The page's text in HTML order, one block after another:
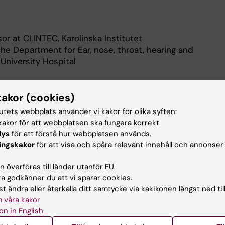
at CLINTEC, Karolinska Institutet
Department for Ear, nose, throat, hearing and
Hospital
House Ear Institute, Los Angeles, USA,
central auditory processes in deaf children
relation between central auditory pathways and
to study the impact of phonological training. Lately,
for KI in a Horizon 2020 project "EUSCREEN",
vision screening programs for children in Europe.
(cookies)
webbplats använder vi kakor för olika syften:
för att webbplatsen ska fungera korrekt.
för att förstå hur webbplatsen används.
för att visa och spåra relevant innehåll och
överföras till länder utanför EU.
godkänner du att vi sparar cookies.
ändra eller återkalla ditt samtycke via kakikonen längst ned
våra kakor
in English